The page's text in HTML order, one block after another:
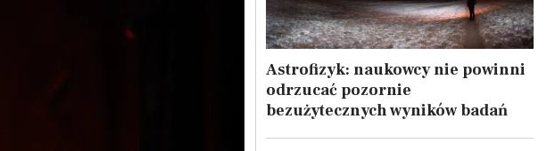
Astrofizyk: naukowcy nie powinni
odrzucać pozornie
bezużytecznych wyników badań